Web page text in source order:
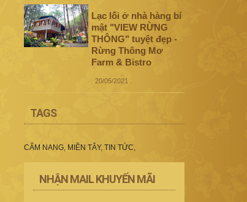
Lạc lối ở nhà hàng bí
mật "VIEW RỪNG
THÔNG" tuyệt đẹp -
Rừng Thông Mơ
Farm & Bistro
20/05/2021
TAGS
CẨM NANG, MIỀN TÂY, TIN TỨC
NHẬN MAIL KHUYẾN MÃI